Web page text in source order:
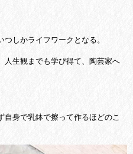
しかライフワークとなる。
人生観までも学び得て、陶芸家へ
身で乳鉢で擦って作るほどのこ